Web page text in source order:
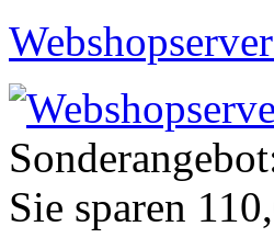
Sie sparen